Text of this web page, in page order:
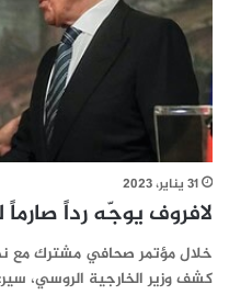
31 يناير، 2023
لافروف يوجّه رداً صارماً
خلال مؤتمر صحافي مشترك مع
كشف وزير الخارجية الروسي،